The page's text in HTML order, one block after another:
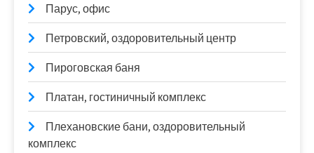
Парус, офис
Петровский, оздоровительный центр
Пироговская баня
Платан, гостиничный комплекс
Плехановские бани, оздоровительный
комплекс